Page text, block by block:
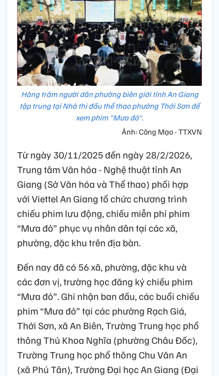
Hàng trăm người dân phường biên giới tỉnh An Giang
tập trung tại Nhà thi đấu thể thao phường Thới Sơn để
xem phim "Mưa đỏ".
Ảnh: Công Mạo - TTXVN
Từ ngày 30/11/2025 đến ngày 28/2/2026,
Trung tâm Văn hóa - Nghệ thuật tỉnh An
Giang (Sở Văn hóa và Thể thao) phối hợp
với Viettel An Giang tổ chức chương trình
chiếu phim lưu động, chiếu miễn phí phim
“Mưa đỏ” phục vụ nhân dân tại các xã,
phường, đặc khu trên địa bàn.
Đến nay đã có 56 xã, phường, đặc khu và
các đơn vị, trường học đăng ký chiếu phim
“Mưa đỏ”. Ghi nhận ban đầu, các buổi chiếu
phim “Mưa đỏ” tại các phường Rạch Giá,
Thới Sơn, xã An Biên, Trường Trung học phổ
thông Thủ Khoa Nghĩa (phường Châu Đốc),
Trường Trung học phổ thông Chu Văn An
(xã Phú Tân), Trường Đại học An Giang (Đại